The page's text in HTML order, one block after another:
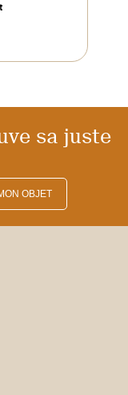
sa juste
OBJET